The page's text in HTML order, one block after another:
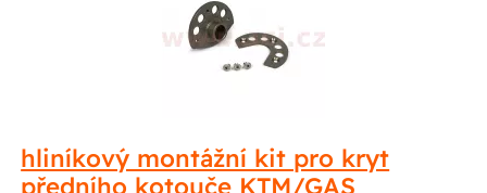
hliníkový montážní kit pro kryt
předního kotouče KTM/GAS